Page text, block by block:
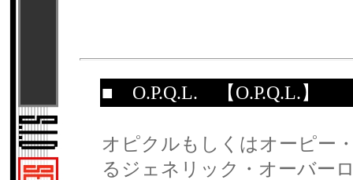
■ O.P.Q.L. 【O.P.Q.L.】
オピクルもしくはオーピー
るジェネリック・オーバー